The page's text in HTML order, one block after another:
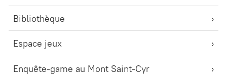
Bibliothèque
Espace jeux
Enquête-game au Mont Saint-Cyr